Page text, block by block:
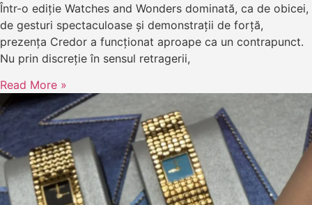
Într-o ediție Watches and Wonders dominată, ca de obicei,
de gesturi spectaculoase și demonstrații de forță,
prezența Credor a funcționat aproape ca un contrapunct.
Nu prin discreție în sensul retragerii,
Read More »